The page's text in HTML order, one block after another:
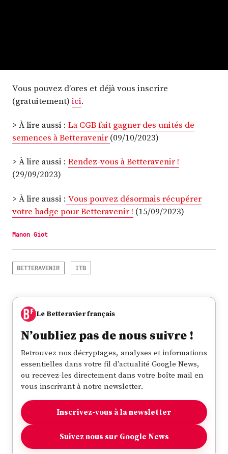
Vous pouvez d’ores et déjà vous inscrire
(gratuitement) ici.
> À lire aussi : La CGB fait gagner des unités de
semences à Betteravenir(09/10/2023)
> À lire aussi : Rendez-vous à Betteravenir !
(29/09/2023)
> À lire aussi : Vous pouvez désormais récupérer
votre badge pour Betteravenir ! (15/09/2023)
Manon Giot
BETTERAVENIR ITB
Le Betteravier français
N’oubliez pas de nous suivre !
Retrouvez nos décryptages, analyses et informations
essentielles dans votre fil d’actualité Google News,
ou recevez-les directement dans votre boîte mail en
vous inscrivant à notre newsletter.
Inscrivez-vous à la newsletter
Suivez nous sur Google News